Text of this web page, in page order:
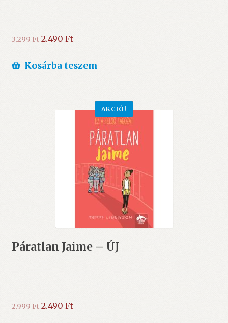
3.299Ft Original
was:
2.490 FtCurrent
is:
Kosárba teszem
Páratlan Jaime – ÚJ
AKCIÓ!
2.999Ft Original
2.490 FtCurrent